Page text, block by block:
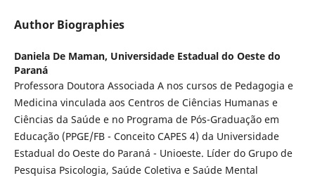
Author Biographies
Daniela De Maman, Universidade Estadual do Oeste do
Paraná
Professora Doutora Associada A nos cursos de Pedagogia e
Medicina vinculada aos Centros de Ciências Humanas e
Ciências da Saúde e no Programa de Pós-Graduação em
Educação (PPGE/FB - Conceito CAPES 4) da Universidade
Estadual do Oeste do Paraná - Unioeste. Líder do Grupo de
Pesquisa Psicologia, Saúde Coletiva e Saúde Mental